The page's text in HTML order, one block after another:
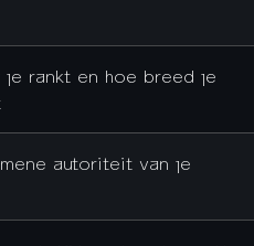
je rankt en hoe breed je
autoriteit van je